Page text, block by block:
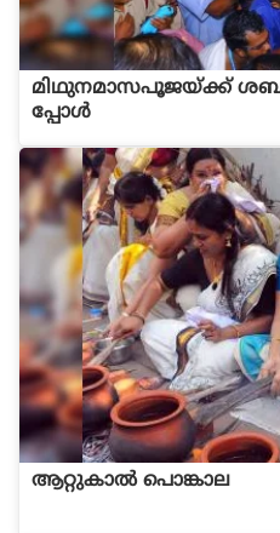
മിഥുനമാസപൂജയ്ക്ക്
പ്പോള്‍
ആറ്റുകാല്‍ പൊങ്കാല